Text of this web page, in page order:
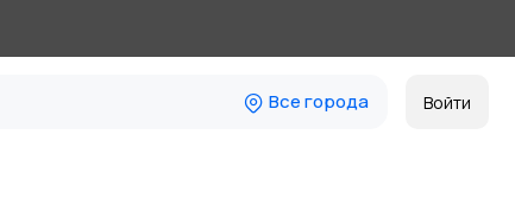
Все города Войти